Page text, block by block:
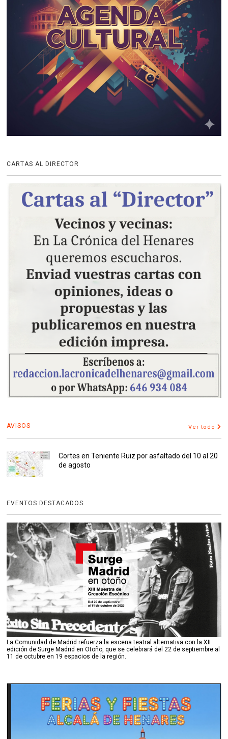
CARTAS AL DIRECTOR
AVISOS Ver todo
Cortes en Teniente Ruiz por asfaltado del 10 al 20
de agosto
EVENTOS DESTACADOS
La Comunidad de Madrid refuerza la escena teatral alternativa con la XII
edición de Surge Madrid en Otoño, que se celebrará del 22 de septiembre al
11 de octubre en 19 espacios de la región.